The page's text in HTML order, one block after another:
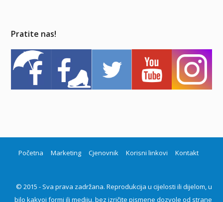
Pratite nas!
Početna Marketing Cjenovnik Korisni linkovi Kontakt
© 2015 - Sva prava zadržana. Reprodukcija u cijelosti ili dijelom, u
bilo kakvoj formi ili mediju, bez izričite pismene dozvole od strane